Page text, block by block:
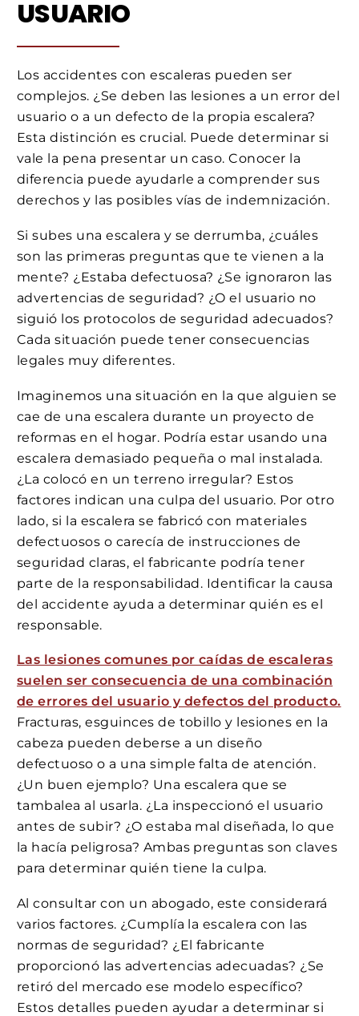
USUARIO
Los accidentes con escaleras pueden ser
complejos. ¿Se deben las lesiones a un error del
usuario o a un defecto de la propia escalera?
Esta distinción es crucial. Puede determinar si
vale la pena presentar un caso. Conocer la
diferencia puede ayudarle a comprender sus
derechos y las posibles vías de indemnización.
Si subes una escalera y se derrumba, ¿cuáles
son las primeras preguntas que te vienen a la
mente? ¿Estaba defectuosa? ¿Se ignoraron las
advertencias de seguridad? ¿O el usuario no
siguió los protocolos de seguridad adecuados?
Cada situación puede tener consecuencias
legales muy diferentes.
Imaginemos una situación en la que alguien se
cae de una escalera durante un proyecto de
reformas en el hogar. Podría estar usando una
escalera demasiado pequeña o mal instalada.
¿La colocó en un terreno irregular? Estos
factores indican una culpa del usuario. Por otro
lado, si la escalera se fabricó con materiales
defectuosos o carecía de instrucciones de
seguridad claras, el fabricante podría tener
parte de la responsabilidad. Identificar la causa
del accidente ayuda a determinar quién es el
responsable.
Las lesiones comunes por caídas de escaleras
suelen ser consecuencia de una combinación
de errores del usuario y defectos del producto.
Fracturas, esguinces de tobillo y lesiones en la
cabeza pueden deberse a un diseño
defectuoso o a una simple falta de atención.
¿Un buen ejemplo? Una escalera que se
tambalea al usarla. ¿La inspeccionó el usuario
antes de subir? ¿O estaba mal diseñada, lo que
la hacía peligrosa? Ambas preguntas son claves
para determinar quién tiene la culpa.
Al consultar con un abogado, este considerará
varios factores. ¿Cumplía la escalera con las
normas de seguridad? ¿El fabricante
proporcionó las advertencias adecuadas? ¿Se
retiró del mercado ese modelo específico?
Estos detalles pueden ayudar a determinar si